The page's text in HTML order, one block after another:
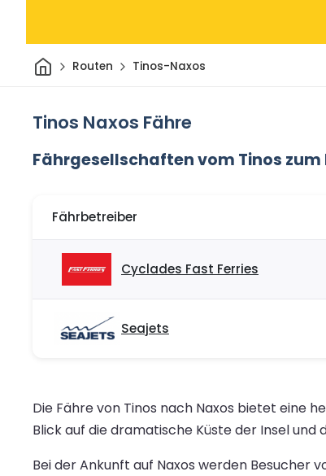
HeimRouten Tinos-Naxos
Tinos Naxos Fähre
Fährgesellschaften vom Tinos zum
Fährbetreiber
Cyclades Fast Ferries
Seajets
Die Fähre von Tinos nach Naxos bietet eine
Blick auf die dramatische Küste der Insel und
Bei der Ankunft auf Naxos werden Besucher